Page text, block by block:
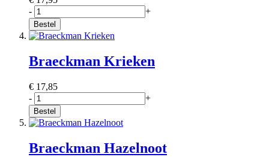
-
+
Bestel
Braeckman Krieken
€ 17,85
-
+
Bestel
Braeckman Hazelnoot